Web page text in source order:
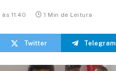
11:40 1 Min de Leitura
Twitter Telegram